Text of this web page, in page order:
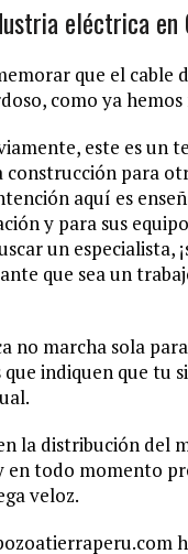
eléctrica en
que el
como ya
este es un
construcción para
aquí es
y para sus
un especialista,
que sea un
no marcha sola
indiquen que tu
la distribución del
en todo momento
veloz.